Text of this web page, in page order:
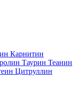
Карнитин
Таурин Теанин
Цитруллин